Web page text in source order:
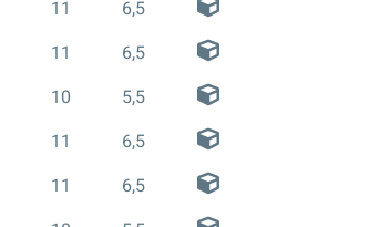
11
6,5
11
6,5
10
5,5
11
6,5
11
6,5